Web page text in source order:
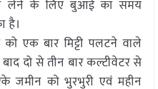
लेने के लिए बुआई का समय
है।
एक बार मिट्टी पलटने वाले
दो से तीन बार कल्टीवेटर से
जमीन को भुरभुरी एवं महीन